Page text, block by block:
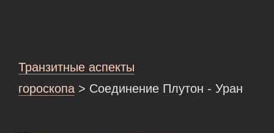
Транзитные аспекты
гороскопа > Соединение Плутон - Уран